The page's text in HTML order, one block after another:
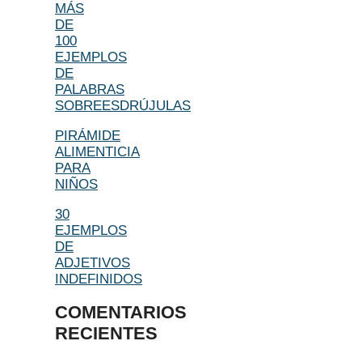
MÁS
DE
100
EJEMPLOS
DE
PALABRAS
SOBREESDRÚJULAS
PIRÁMIDE
ALIMENTICIA
PARA
NIÑOS
30
EJEMPLOS
DE
ADJETIVOS
INDEFINIDOS
COMENTARIOS
RECIENTES